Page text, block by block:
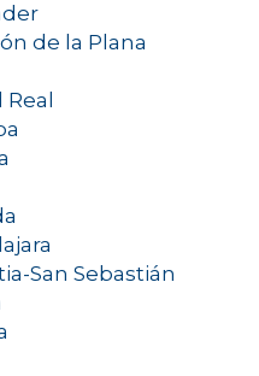
de la Plana
San Sebastián